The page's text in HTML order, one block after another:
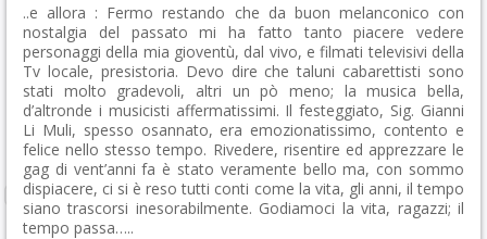
..e allora : Fermo restando che da buon melanconico con
nostalgia del passato mi ha fatto tanto piacere vedere
personaggi della mia gioventù, dal vivo, e filmati televisivi della
Tv locale, presistoria. Devo dire che taluni cabarettisti sono
stati molto gradevoli, altri un pò meno; la musica bella,
d’altronde i musicisti affermatissimi. Il festeggiato, Sig. Gianni
Li Muli, spesso osannato, era emozionatissimo, contento e
felice nello stesso tempo. Rivedere, risentire ed apprezzare le
gag di vent’anni fa è stato veramente bello ma, con sommo
dispiacere, ci si è reso tutti conti come la vita, gli anni, il tempo
siano trascorsi inesorabilmente. Godiamoci la vita, ragazzi; il
tempo passa…..